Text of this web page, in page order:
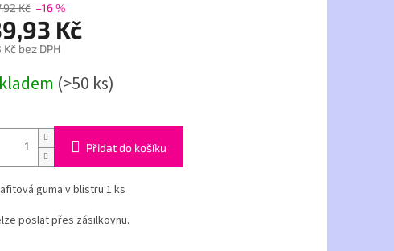
Kč –16 %
Kč
Kč bez DPH
(>50 ks)
Přidat do košíku
guma v blistru 1 ks
poslat přes zásilkovnu.